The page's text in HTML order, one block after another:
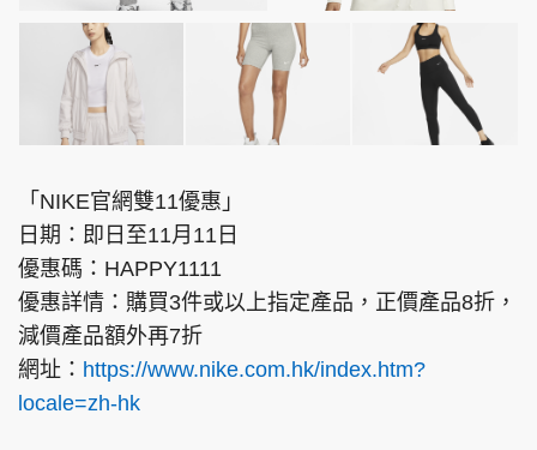
「NIKE官網雙11優惠」
日期：即日至11月11日
優惠碼：HAPPY1111
優惠詳情：購買3件或以上指定產品，正價產品8折，
減價產品額外再7折
網址： https://www.nike.com.hk/index.htm?
locale=zh-hk